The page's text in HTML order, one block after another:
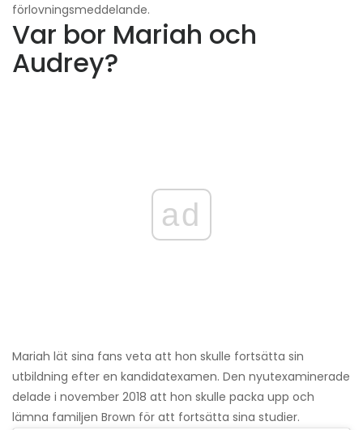
förlovningsmeddelande.
Var bor Mariah och
Audrey?
ad
Mariah lät sina fans veta att hon skulle fortsätta sin
utbildning efter en kandidatexamen. Den nyutexaminerade
delade i november 2018 att hon skulle packa upp och
lämna familjen Brown för att fortsätta sina studier.